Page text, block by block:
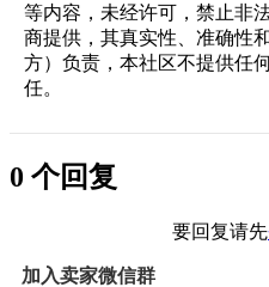
等内容，未经许可，禁止非
商提供，其真实性、准确性
方）负责，本社区不提供任
任。
0 个回复
要回复请先
加入卖家微信群